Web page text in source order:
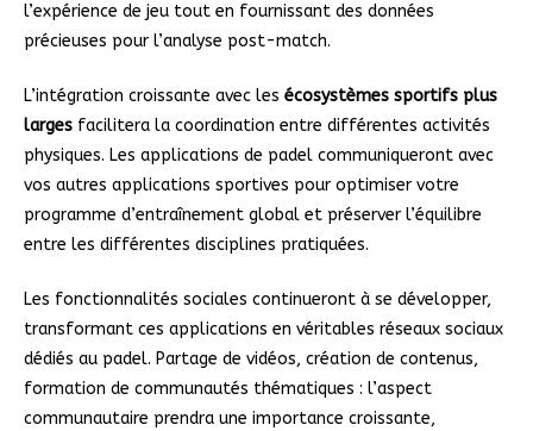
l’expérience de jeu tout en fournissant des données
précieuses pour l’analyse post-match.
L’intégration croissante avec les écosystèmes sportifs plus
larges facilitera la coordination entre différentes activités
physiques. Les applications de padel communiqueront avec
vos autres applications sportives pour optimiser votre
programme d’entraînement global et préserver l’équilibre
entre les différentes disciplines pratiquées.
Les fonctionnalités sociales continueront à se développer,
transformant ces applications en véritables réseaux sociaux
dédiés au padel. Partage de vidéos, création de contenus,
formation de communautés thématiques : l’aspect
communautaire prendra une importance croissante,